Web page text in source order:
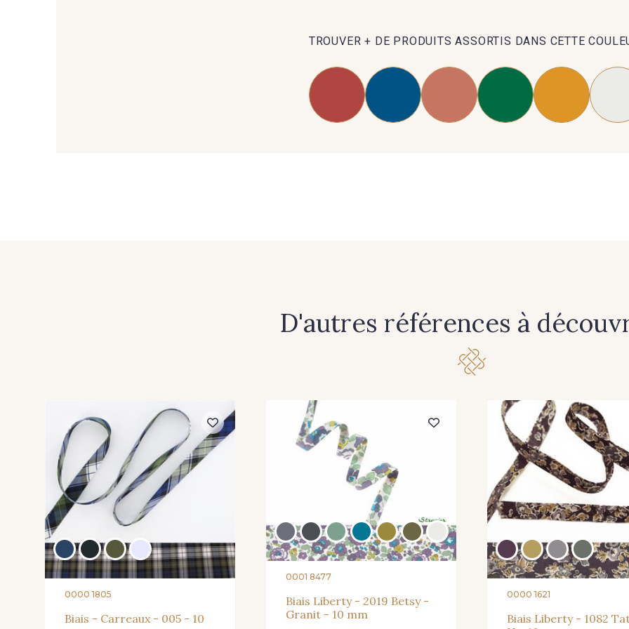
TROUVER + DE PRODUITS ASSORTIS DANS CETTE
D'autres références à
0000 1805
Biais - Carreaux - 005 - 10
0001 8477
Biais Liberty - 2019 Betsy -
Granit - 10 mm
0000 1621
Biais Liberty - 1082